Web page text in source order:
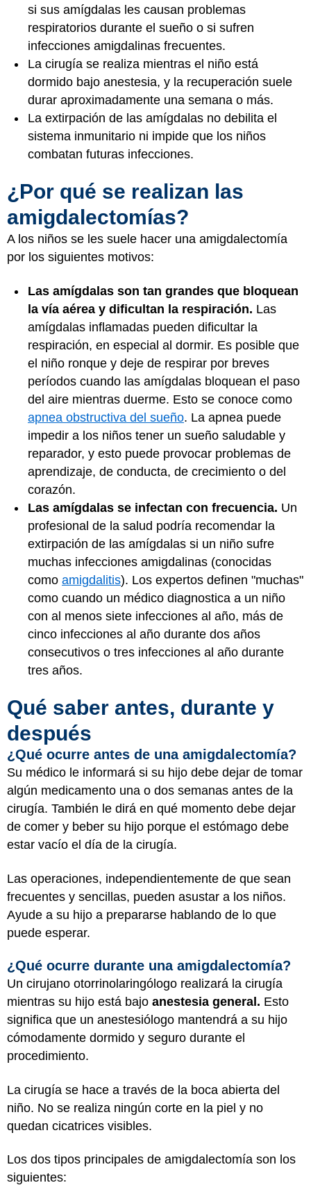
si sus amígdalas les causan problemas
respiratorios durante el sueño o si sufren
infecciones amigdalinas frecuentes.
La cirugía se realiza mientras el niño está
dormido bajo anestesia, y la recuperación suele
durar aproximadamente una semana o más.
La extirpación de las amígdalas no debilita el
sistema inmunitario ni impide que los niños
combatan futuras infecciones.
¿Por qué se realizan las
amigdalectomías?
A los niños se les suele hacer una amigdalectomía
por los siguientes motivos:
Las amígdalas son tan grandes que bloquean
la vía aérea y dificultan la respiración. Las
amígdalas inflamadas pueden dificultar la
respiración, en especial al dormir. Es posible que
el niño ronque y deje de respirar por breves
períodos cuando las amígdalas bloquean el paso
del aire mientras duerme. Esto se conoce como
apnea obstructiva del sueño. La apnea puede
impedir a los niños tener un sueño saludable y
reparador, y esto puede provocar problemas de
aprendizaje, de conducta, de crecimiento o del
corazón.
Las amígdalas se infectan con frecuencia. Un
profesional de la salud podría recomendar la
extirpación de las amígdalas si un niño sufre
muchas infecciones amigdalinas (conocidas
como amigdalitis). Los expertos definen "muchas"
como cuando un médico diagnostica a un niño
con al menos siete infecciones al año, más de
cinco infecciones al año durante dos años
consecutivos o tres infecciones al año durante
tres años.
Qué saber antes, durante y
después
¿Qué ocurre antes de una amigdalectomía?
Su médico le informará si su hijo debe dejar de tomar
algún medicamento una o dos semanas antes de la
cirugía. También le dirá en qué momento debe dejar
de comer y beber su hijo porque el estómago debe
estar vacío el día de la cirugía.
Las operaciones, independientemente de que sean
frecuentes y sencillas, pueden asustar a los niños.
Ayude a su hijo a prepararse hablando de lo que
puede esperar.
¿Qué ocurre durante una amigdalectomía?
Un cirujano otorrinolaringólogo realizará la cirugía
mientras su hijo está bajo anestesia general. Esto
significa que un anestesiólogo mantendrá a su hijo
cómodamente dormido y seguro durante el
procedimiento.
La cirugía se hace a través de la boca abierta del
niño. No se realiza ningún corte en la piel y no
quedan cicatrices visibles.
Los dos tipos principales de amigdalectomía son los
siguientes: